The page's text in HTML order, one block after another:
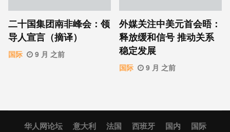
二十国集团南非峰会：领
导人宣言（摘译）
国际 9 月 之前
外媒关注中美元首会晤：
释放缓和信号 推动关系
稳定发展
国际 9 月 之前
华人网论坛 意大利 法国 西班牙 国内 国际